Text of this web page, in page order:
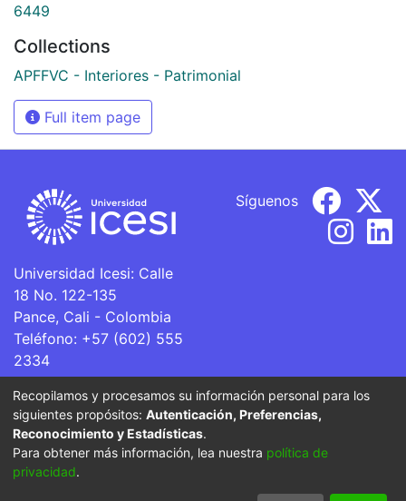
6449
Collections
APFFVC - Interiores - Patrimonial
Full item page
Universidad Icesi: Calle
18 No. 122-135
Pance, Cali - Colombia
Teléfono: +57 (602) 555
2334
ventanillaunica@icesi.edu.co
Síguenos
La Universidad Icesi es una Institución de Educación
Superior que se encuentra sujeta a inspección y vigilancia
por parte del Ministerio de Educación Nacional.
Recopilamos y procesamos su información personal para los
siguientes propósitos: Autenticación, Preferencias,
Reconocimiento y Estadísticas.
Para obtener más información, lea nuestra política de
privacidad.